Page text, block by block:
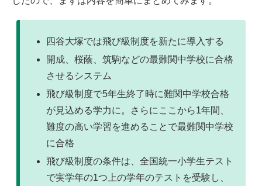
四谷大塚では飛び級制度を新たに導入する
開成、桜蔭、筑駒などの最難関中学校に合格
させるシステム
飛び級制度で5年生終了時に難関中学校合格
が見込める学力に。さらにここから1年間、
難度の高い学習を進めることで最難関中学校
に合格
飛び級制度の条件は、全国統一小学生テスト
で実学年の1つ上の学年のテストを受験し、